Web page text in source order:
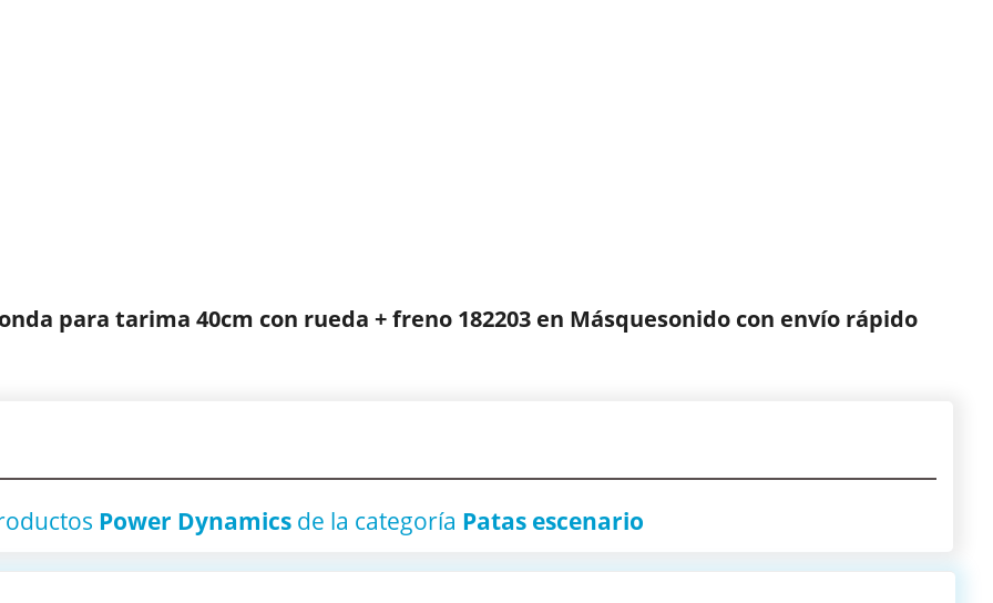
para tarima 40cm con rueda + freno 182203 en Másquesonido con envío rápido
Power Dynamics de la categoría Patas escenario